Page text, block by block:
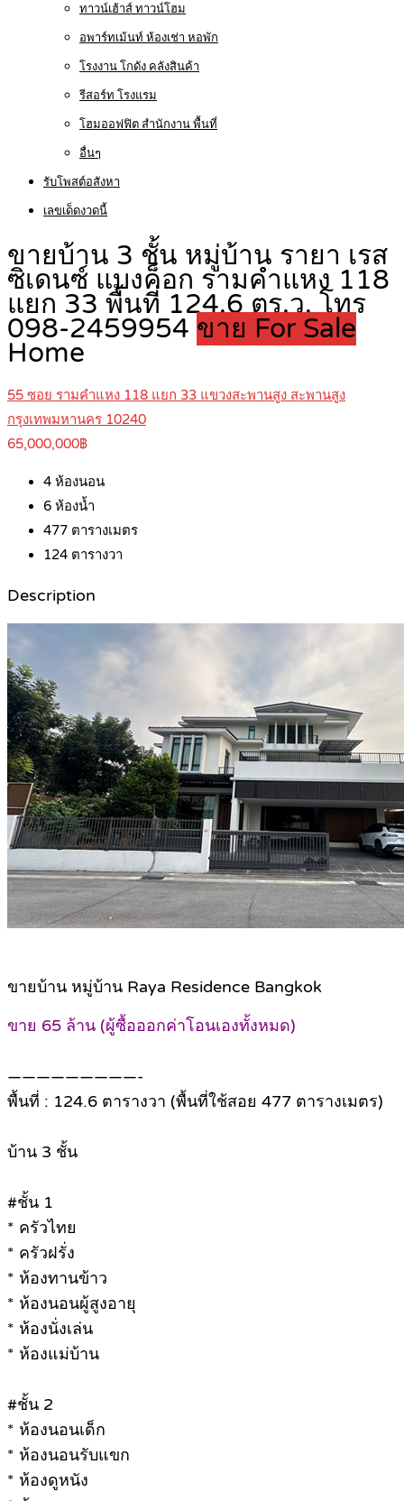
ทาวน์เฮ้าส์ ทาวน์โฮม
อพาร์ทเม้นท์ ห้องเช่า หอพัก
โรงงาน โกดัง คลังสินค้า
รีสอร์ท โรงแรม
โฮมออฟฟิต สำนักงาน พื้นที่
อื่นๆ
รับโพสต์อสังหา
เลขเด็ดงวดนี้
ขายบ้าน 3 ชั้น หมู่บ้าน รายา เรส
ซิเดนซ์ แบงค็อก รามคำแหง 118
แยก 33 พื้นที่ 124.6 ตร.ว. โทร
098-2459954 ขาย For Sale
Home
55 ซอย รามคำแหง 118 แยก 33 แขวงสะพานสูง สะพานสูง
กรุงเทพมหานคร 10240
65,000,000฿
4 ห้องนอน
6 ห้องน้ำ
477 ตารางเมตร
124 ตารางวา
Description
ขายบ้าน หมู่บ้าน Raya Residence Bangkok
ขาย 65 ล้าน (ผู้ซื้อออกค่าโอนเองทั้งหมด)
—————————-
พื้นที่ : 124.6 ตารางวา (พื้นที่ใช้สอย 477 ตารางเมตร)
บ้าน 3 ชั้น
#ชั้น 1
* ครัวไทย
* ครัวฝรั่ง
* ห้องทานข้าว
* ห้องนอนผู้สูงอายุ
* ห้องนั่งเล่น
* ห้องแม่บ้าน
#ชั้น 2
* ห้องนอนเด็ก
* ห้องนอนรับแขก
* ห้องดูหนัง